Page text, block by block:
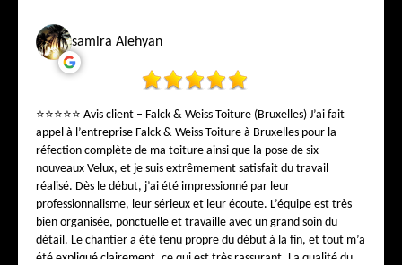
samira Alehyan
⭐⭐⭐⭐⭐ Avis client – Falck & Weiss Toiture (Bruxelles) J’ai fait
appel à l’entreprise Falck & Weiss Toiture à Bruxelles pour la
réfection complète de ma toiture ainsi que la pose de six
nouveaux Velux, et je suis extrêmement satisfait du travail
réalisé. Dès le début, j’ai été impressionné par leur
professionnalisme, leur sérieux et leur écoute. L’équipe est très
bien organisée, ponctuelle et travaille avec un grand soin du
détail. Le chantier a été tenu propre du début à la fin, et tout m’a
été expliqué clairement, ce qui est très rassurant. La qualité du